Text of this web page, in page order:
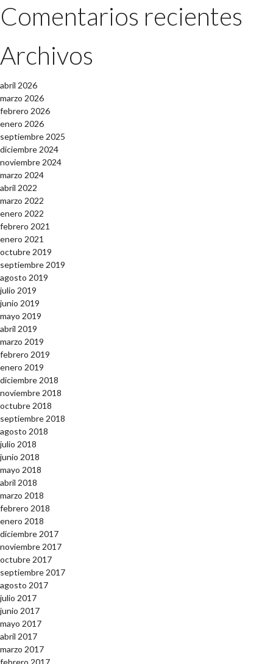
Comentarios recientes
Archivos
abril 2026
marzo 2026
febrero 2026
enero 2026
septiembre 2025
diciembre 2024
noviembre 2024
marzo 2024
abril 2022
marzo 2022
enero 2022
febrero 2021
enero 2021
octubre 2019
septiembre 2019
agosto 2019
julio 2019
junio 2019
mayo 2019
abril 2019
marzo 2019
febrero 2019
enero 2019
diciembre 2018
noviembre 2018
octubre 2018
septiembre 2018
agosto 2018
julio 2018
junio 2018
mayo 2018
abril 2018
marzo 2018
febrero 2018
enero 2018
diciembre 2017
noviembre 2017
octubre 2017
septiembre 2017
agosto 2017
julio 2017
junio 2017
mayo 2017
abril 2017
marzo 2017